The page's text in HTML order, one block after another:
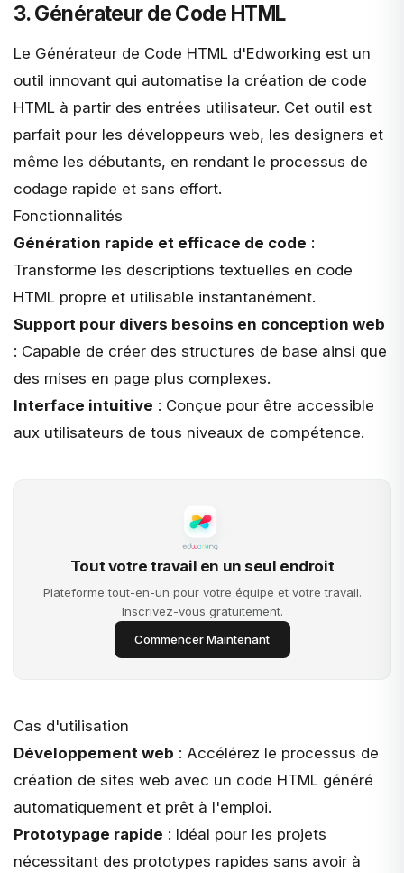
3. Générateur de Code HTML
Le Générateur de Code HTML d'Edworking est un
outil innovant qui automatise la création de code
HTML à partir des entrées utilisateur. Cet outil est
parfait pour les développeurs web, les designers et
même les débutants, en rendant le processus de
codage rapide et sans effort.
Fonctionnalités
Génération rapide et efficace de code :
Transforme les descriptions textuelles en code
HTML propre et utilisable instantanément.
Support pour divers besoins en conception web
: Capable de créer des structures de base ainsi que
des mises en page plus complexes.
Interface intuitive : Conçue pour être accessible
aux utilisateurs de tous niveaux de compétence.
Tout votre travail en un seul endroit
Plateforme tout-en-un pour votre équipe et votre travail.
Inscrivez-vous gratuitement.
Commencer Maintenant
Cas d'utilisation
Développement web : Accélérez le processus de
création de sites web avec un code HTML généré
automatiquement et prêt à l'emploi.
Prototypage rapide : Idéal pour les projets
nécessitant des prototypes rapides sans avoir à